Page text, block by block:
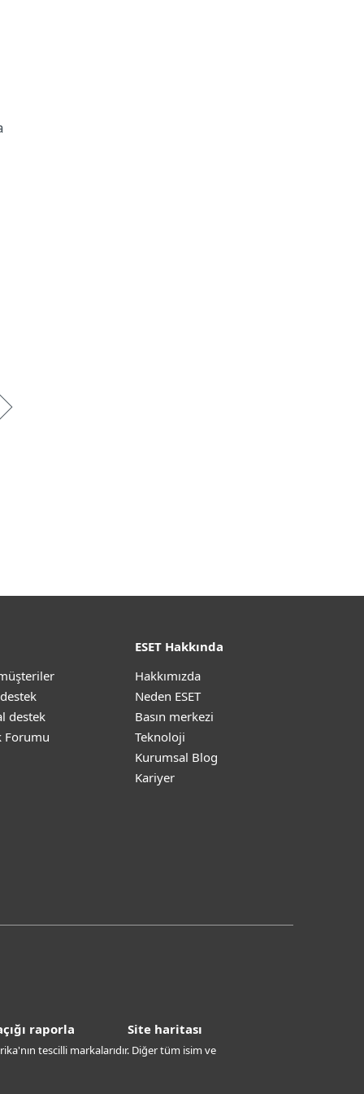
destek
Forumu
ESET Hakkında
Hakkımızda
Neden ESET
Basın merkezi
Teknoloji
Kurumsal Blog
Kariyer
raporla Site haritası
tescilli markalarıdır. Diğer tüm isim ve